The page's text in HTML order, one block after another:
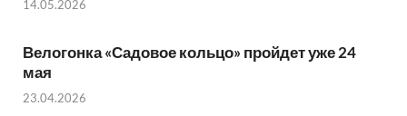
14.05.2026
Велогонка «Садовое кольцо» пройдет уже 24
мая
23.04.2026